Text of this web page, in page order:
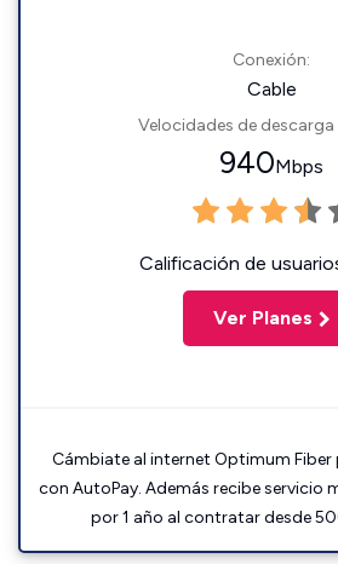
Conexión:
Cable
Velocidades de descarga
940Mbps
Calificación de
Ver Planes
Cámbiate al internet Optimum Fiber
con AutoPay. Además recibe servicio
por 1 año al contratar desde